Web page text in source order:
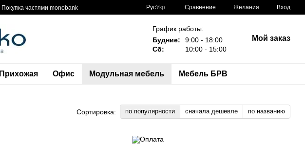
Покупка частями monobank
РусУкр Сравнение Желания Вход
График работы:
Будние:
9:00 - 18:00
Сб:
10:00 - 15:00
Мой заказ
Прихожая Офис Модульная мебель Мебель БРВ
Сортировка: по популярности сначала дешевле по названию